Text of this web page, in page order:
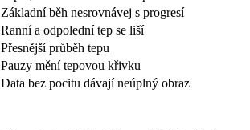
Základní běh nesrovnávej s progresí
Ranní a odpolední tep se liší
Přesnější průběh tepu
Pauzy mění tepovou křivku
Data bez pocitu dávají neúplný obraz